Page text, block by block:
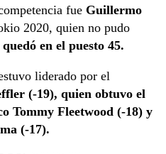
fue Guillermo
2020, quien no pudo
quedó en el puesto 45.
liderado por el
(-19), quien obtuvo el
Tommy Fleetwood (-18) y
(-17).